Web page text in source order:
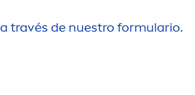
través de nuestro formulario.